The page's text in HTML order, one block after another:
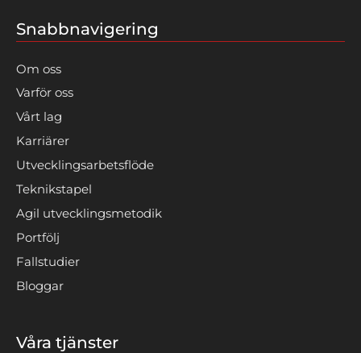
Snabbnavigering
Om oss
Varför oss
Vårt lag
Karriärer
Utvecklingsarbetsflöde
Teknikstapel
Agil utvecklingsmetodik
Portfölj
Fallstudier
Bloggar
Våra tjänster